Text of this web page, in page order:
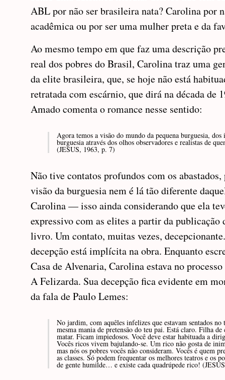
ABL por não ser brasileira nata? Carolina por
acadêmica ou por ser uma mulher preta e da
Ao mesmo tempo em que faz uma descrição
real dos pobres do Brasil, Carolina traz uma
da elite brasileira, que, se hoje não está
retratada com escárnio, que dirá na década de
Amado comenta o romance nesse sentido:
Agora temos a visão do mundo da pequena burguesia, dos
burguesia através dos olhos observadores e realistas de
(JESUS, 1963, p. 7)
Não tive contatos profundos com os
visão da burguesia nem é lá tão diferente
Carolina — isso ainda considerando que ela
expressivo com as elites a partir da publicação
livro. Um contato, muitas vezes,
decepção está implícita na obra. Enquanto
Casa de Alvenaria, Carolina estava no
A Felizarda. Sua decepção fica evidente em
da fala de Paulo Lemes:
No jardim, com aquêles infelizes que estavam sentados no
mesma mania de pretensão do teu pai. Está claro. Filha de
matar. Ficam impiedosos. Você deve estar habituada a
Vocês ricos vivem bajulando-se. Um rico não gosta de
mas nós os pobres vocês não consideram. Vocês é quem
as classes. Só podem frequentar os melhores teatros e os
de gente humilde… e existe cada quadrúpede rico!